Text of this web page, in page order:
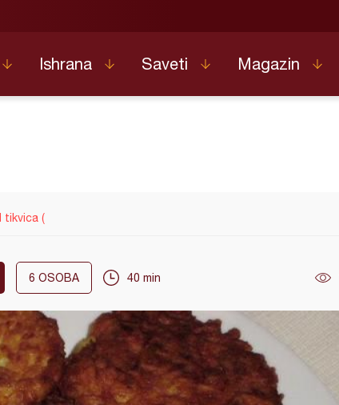
Ishrana Saveti Magazin
tikvica (
6 OSOBA 40 min